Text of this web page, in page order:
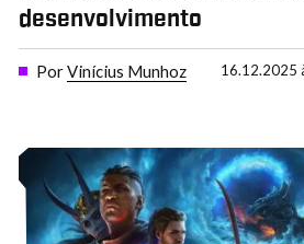
desenvolvimento
PorVinícius Munhoz 16.12.2025